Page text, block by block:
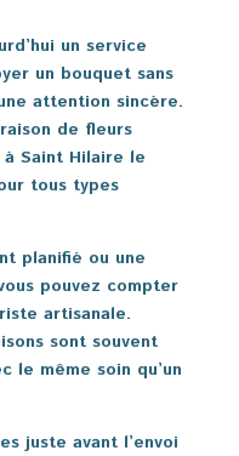
un service
un bouquet sans
attention sincère.
de fleurs
Saint Hilaire le
tous types
planifié ou une
pouvez compter
artisanale.
sont souvent
le même soin qu’un
juste avant l’envoi